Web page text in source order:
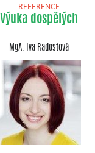
REFERENCE
Výuka dospělých
MgA. Iva Radostová